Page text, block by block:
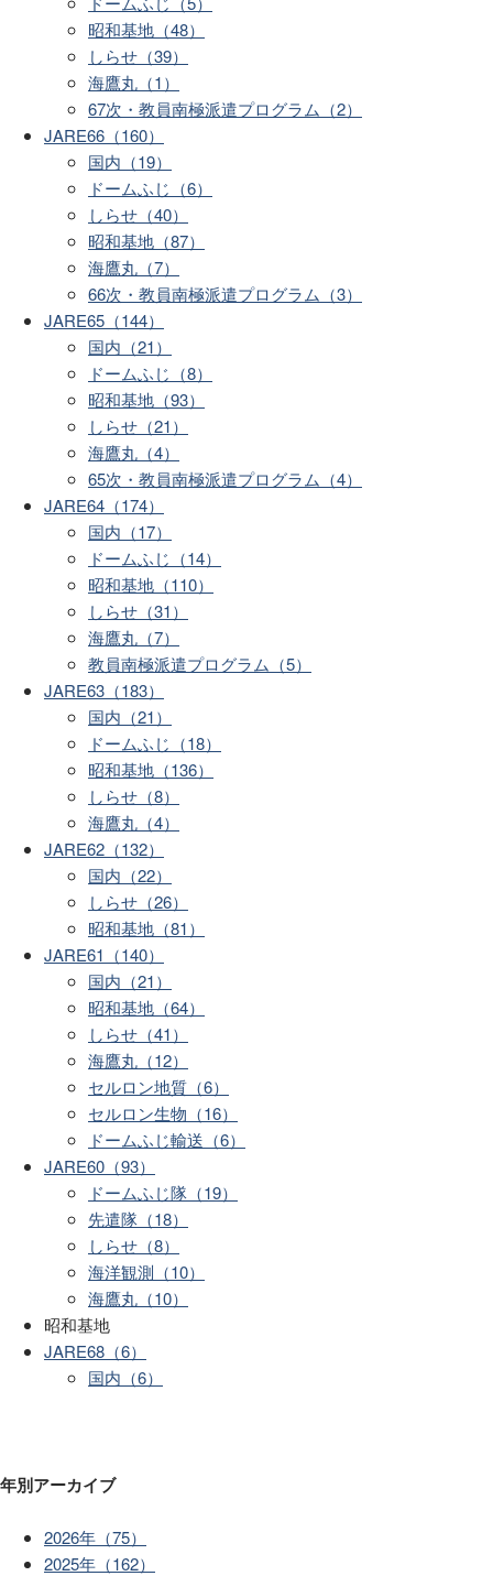
昭和基地（48）
しらせ（39）
海鷹丸（1）
67次・教員南極派遣プログラム（2）
JARE66（160）
国内（19）
ドームふじ（6）
しらせ（40）
昭和基地（87）
海鷹丸（7）
66次・教員南極派遣プログラム（3）
JARE65（144）
国内（21）
ドームふじ（8）
昭和基地（93）
しらせ（21）
海鷹丸（4）
65次・教員南極派遣プログラム（4）
JARE64（174）
国内（17）
ドームふじ（14）
昭和基地（110）
しらせ（31）
海鷹丸（7）
教員南極派遣プログラム（5）
JARE63（183）
国内（21）
ドームふじ（18）
昭和基地（136）
しらせ（8）
海鷹丸（4）
JARE62（132）
国内（22）
しらせ（26）
昭和基地（81）
JARE61（140）
国内（21）
昭和基地（64）
しらせ（41）
海鷹丸（12）
セルロン地質（6）
セルロン生物（16）
ドームふじ輸送（6）
JARE60（93）
ドームふじ隊（19）
先遣隊（18）
しらせ（8）
海洋観測（10）
海鷹丸（10）
昭和基地
JARE68（6）
国内（6）
年別アーカイブ
2026年（75）
2025年（162）